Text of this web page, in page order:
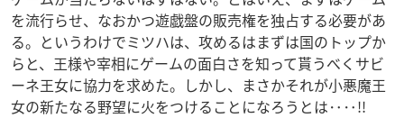
を流行らせ、なおかつ遊戯盤の販売権を独占する必要があ
る。というわけでミツハは、攻めるはまずは国のトップか
らと、王様や宰相にゲームの面白さを知って貰うべくサビ
ーネ王女に協力を求めた。しかし、まさかそれが小悪魔王
女の新たなる野望に火をつけることになろうとは‥‥!!